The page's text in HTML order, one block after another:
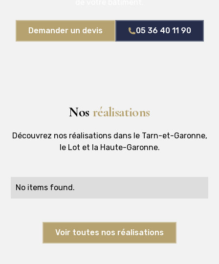
Demander un devis 05 36 40 11 90
Nos réalisations
Découvrez nos réalisations dans le Tarn-et-Garonne,
le Lot et la Haute-Garonne.
No items found.
Voir toutes nos réalisations